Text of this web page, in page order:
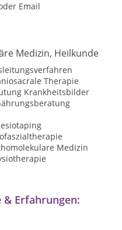
Email
Medizin, Heilkunde
Therapie
Krankheitsbilder
Medizin
Erfahrungen: